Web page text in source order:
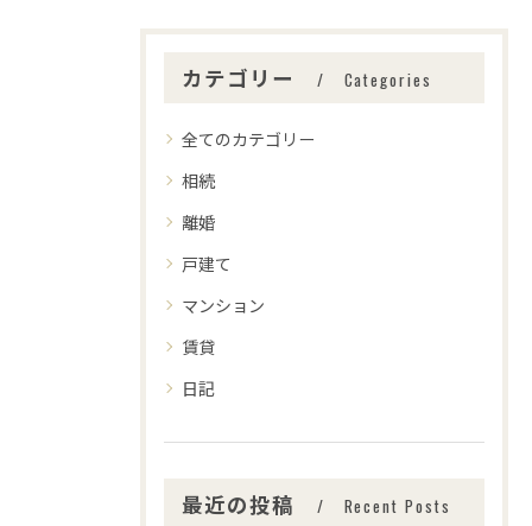
カテゴリー Categories
全てのカテゴリー
相続
離婚
戸建て
マンション
賃貸
日記
最近の投稿 Recent Posts